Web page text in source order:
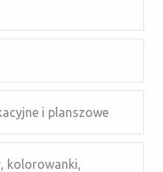
i planszowe
kolorowanki,